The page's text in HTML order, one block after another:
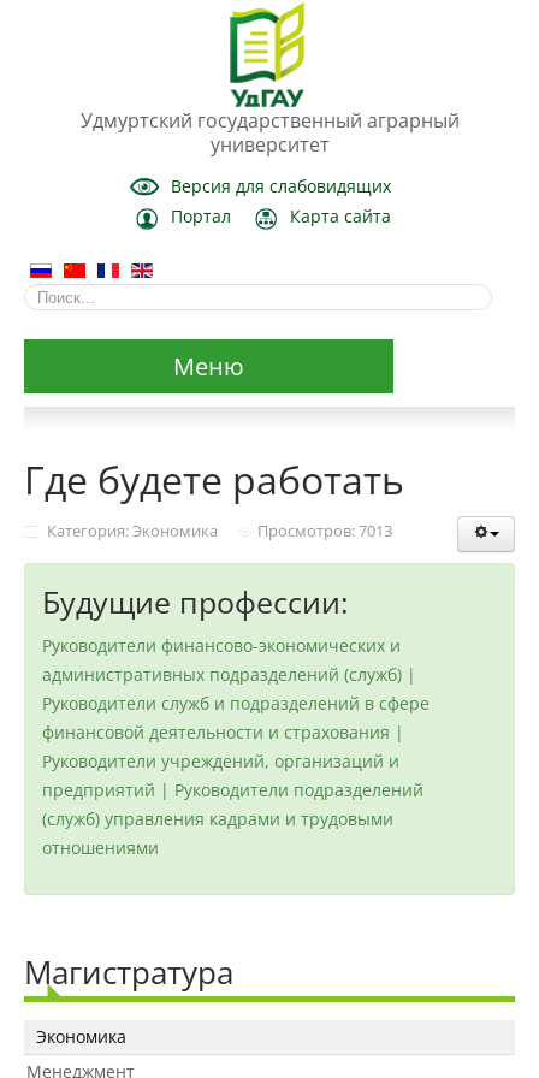
Удмуртский государственный аграрный
университет
Версия для слабовидящих
Портал
Карта сайта
Меню
Основные сведения
Документы
Образовательные стандарты и
требования
Образование
Педагогический состав
Где будете работать
Категория: Экономика Просмотров: 7013
Будущие профессии:
Руководители финансово-экономических и
административных подразделений (служб) |
Руководители служб и подразделений в сфере
финансовой деятельности и страхования |
Руководители учреждений, организаций и
предприятий | Руководители подразделений
(служб) управления кадрами и трудовыми
отношениями
Магистратура
Экономика
Менеджмент